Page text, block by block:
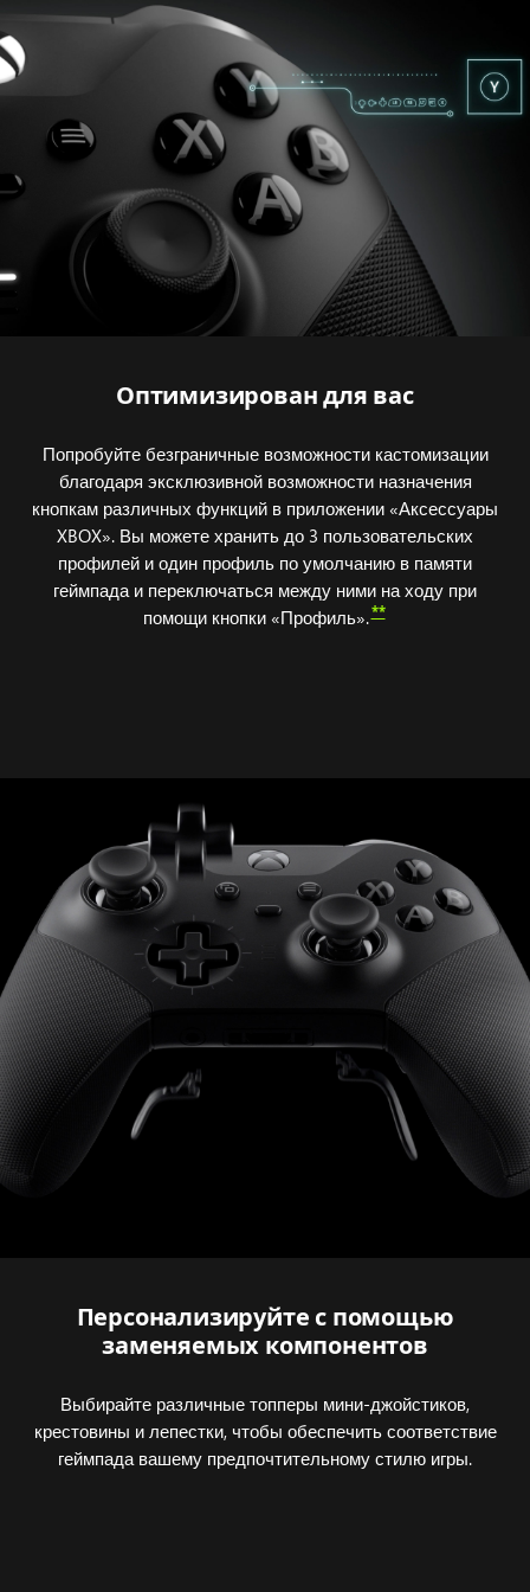
Анимация
вариантов
назначения
кнопок,
доступных
приложении
accessories.
Оптимизирован для вас
Попробуйте безграничные возможности кастомизации
благодаря эксклюзивной возможности назначения
кнопкам различных функций в приложении «Аксессуары
XBOX». Вы можете хранить до 3 пользовательских
профилей и один профиль по умолчанию в памяти
геймпада и переключаться между ними на ходу при
помощи кнопки «Профиль».**
компонентов
беспроводному
геймпаду
XBOX
Elite
Series 2.
Персонализируйте с помощью
заменяемых компонентов
Выбирайте различные топперы мини-джойстиков,
крестовины и лепестки, чтобы обеспечить соответствие
геймпада вашему предпочтительному стилю игры.